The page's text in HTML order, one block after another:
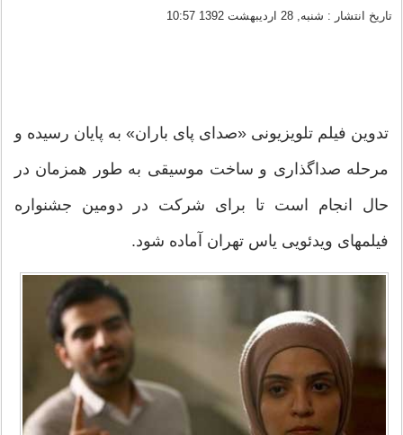
تاریخ انتشار : شنبه, 28 ارديبهشت 1392 10:57
تدوین فیلم تلویزیونی «صدای پای باران» به پایان رسیده و
مرحله صداگذاری و ساخت موسیقی به طور همزمان در
حال انجام است تا برای شرکت در دومین جشنواره
فیلمهای ویدئویی یاس تهران آماده شود.